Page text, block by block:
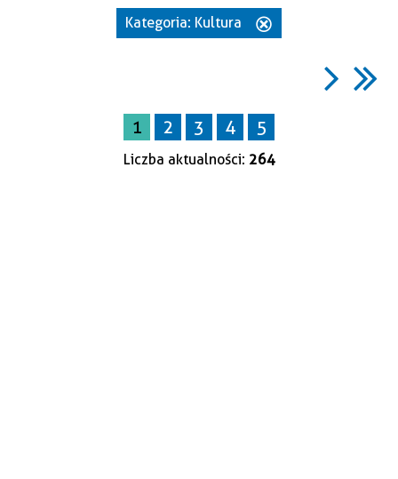
Szukana
fraza
Data
publikacji
Kategoria: Kultura
1 2 3 4 5
Liczba aktualności: 264